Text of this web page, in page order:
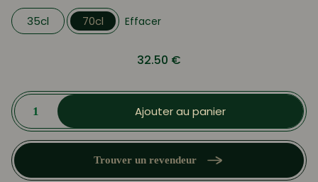
35cl 70cl Effacer
32.50 €
quantité
de
Eau
de
vie
de
Mirabelle
Ajouter au panier
Trouver un revendeur